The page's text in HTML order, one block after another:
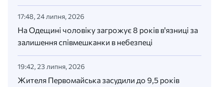
17:48, 24 липня, 2026
На Одещині чоловіку загрожує 8 років в'язниці за
залишення співмешканки в небезпеці
19:42, 23 липня, 2026
Жителя Первомайська засудили до 9,5 років